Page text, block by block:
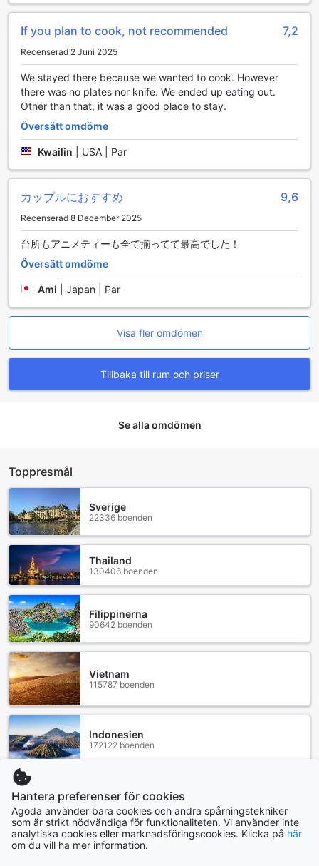
If you plan to cook, not recommended 7,2
Recenserad 2 Juni 2025
We stayed there because we wanted to cook. However
there was no plates nor knife. We ended up eating out.
Other than that, it was a good place to stay.
Översätt omdöme
Kwailin USA | Par
カップルにおすすめ 9,6
Recenserad 8 December 2025
台所もアニメティーも全て揃ってて最高でした！
Översätt omdöme
Ami Japan | Par
Visa fler omdömen
Tillbaka till rum och priser
Se alla omdömen
Toppresmål
Sverige
22336 boenden
Thailand
130406 boenden
Filippinerna
90642 boenden
Vietnam
115787 boenden
Indonesien
172122 boenden
Se alla
Hantera preferenser för cookies
Agoda använder bara cookies och andra spårningstekniker
som är strikt nödvändiga för funktionaliteten. Vi använder inte
analytiska cookies eller marknadsföringscookies. Klicka på här
om du vill ha mer information.